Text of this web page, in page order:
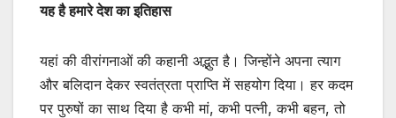
यह है हमारे देश का इतिहास
यहां की वीरांगनाओं की कहानी अद्भुत है। जिन्होंने अपना त्याग
और बलिदान देकर स्वतंत्रता प्राप्ति में सहयोग दिया। हर कदम
पर पुरुषों का साथ दिया है कभी मां, कभी पत्नी, कभी बहन, तो